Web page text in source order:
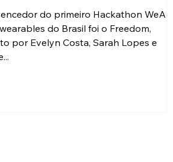
do primeiro Hackathon WeAr +
do Brasil foi o Freedom,
por Evelyn Costa, Sarah Lopes e